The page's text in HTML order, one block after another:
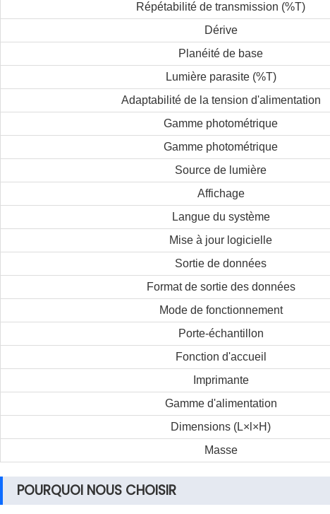
Répétabilité de transmission (%T)
Dérive
Planéité de base
Lumière parasite (%T)
Adaptabilité de la tension d'alimentation
Gamme photométrique
Gamme photométrique
Source de lumière
Affichage
Langue du système
Mise à jour logicielle
Sortie de données
Format de sortie des données
Mode de fonctionnement
Porte-échantillon
Fonction d'accueil
Imprimante
Gamme d'alimentation
Dimensions (L×l×H)
Masse
POURQUOI NOUS CHOISIR